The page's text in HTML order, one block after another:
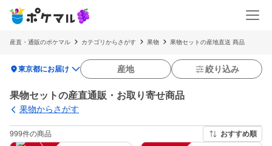
産直・通販のポケマル カテゴリからさがす 果物 果物セットの産地直送 商品
location_on東京都にお届け 産地 絞り込み
果物セットの産直通販・お取り寄せ商品
果物からさがす
999件の商品 おすすめ順